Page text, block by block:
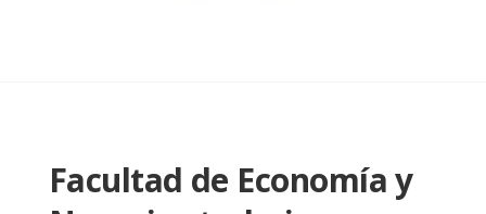
Facultad de Economía y